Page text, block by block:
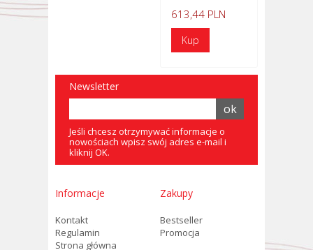
613,44 PLN
Newsletter
Jeśli chcesz otrzymywać informacje o
nowościach wpisz swój adres e-mail i
kliknij OK.
Informacje
Kontakt
Regulamin
Strona główna
Zakupy
Bestseller
Promocja